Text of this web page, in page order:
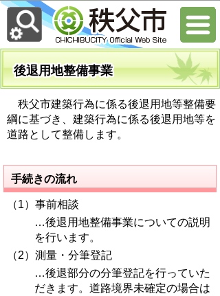
後退用地整備事業
秩父市建築行為に係る後退用地等整備要
綱に基づき、建築行為に係る後退用地等を
道路として整備します。
手続きの流れ
（1）事前相談
…後退用地整備事業についての説明
を行います。
（2）測量・分筆登記
…後退部分の分筆登記を行っていた
だきます。道路境界未確定の場合は